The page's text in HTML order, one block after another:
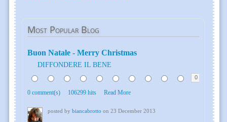
Most Popular Blog
Buon Natale - Merry Christmas
DIFFONDERE IL BENE
0
0 comment(s) 106299 hits Read More
posted by biancabrotto on 23 December 2013